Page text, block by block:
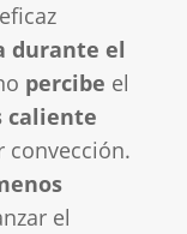
durante el
percibe el
caliente
convección.
el